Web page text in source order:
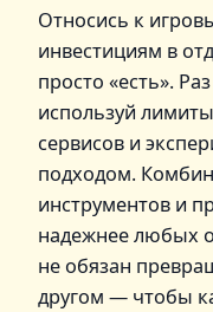
Относись к
инвестициям в
просто «есть».
используй
сервисов и
подходом.
инструментов и
надежнее любых
не обязан
другом — чтобы